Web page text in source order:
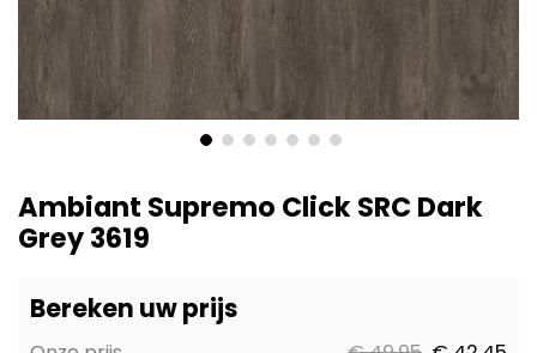
het
begin
afbeeldingen-
Ambiant Supremo Click SRC Dark
Grey 3619
Bereken uw prijs